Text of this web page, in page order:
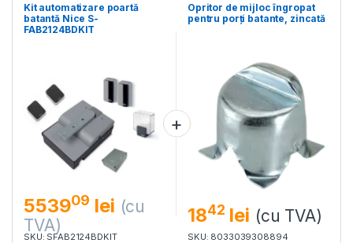
Kit automatizare poartă
batantă Nice S-
FAB2124BDKIT
553909 lei (cu
TVA)
SKU: SFAB2124BDKIT
Opritor de mijloc îngropat
pentru porți batante, zincată
1842 lei (cu TVA)
SKU: 8033039308894